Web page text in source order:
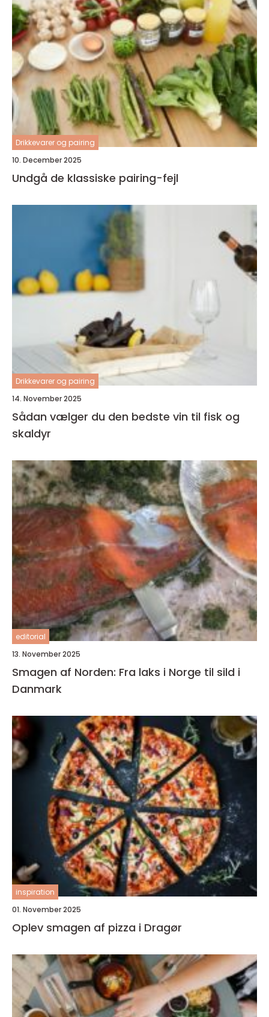
Drikkevarer og pairing
10. December 2025
Undgå de klassiske pairing-fejl
Drikkevarer og pairing
14. November 2025
Sådan vælger du den bedste vin til fisk og
skaldyr
editorial
13. November 2025
Smagen af Norden: Fra laks i Norge til sild i
Danmark
inspiration
01. November 2025
Oplev smagen af pizza i Dragør